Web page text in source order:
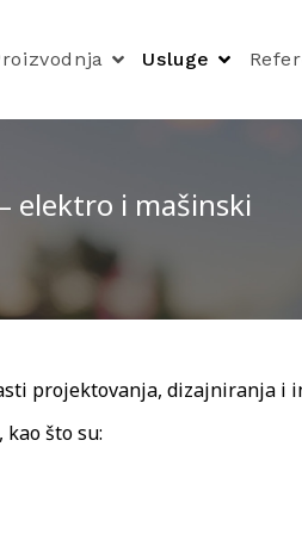
Usluge
elektro i mašinski
projektovanja, dizajniranja
što su: